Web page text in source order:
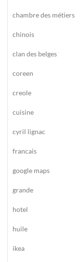
chambre des métiers
chinois
clan des belges
coreen
creole
cuisine
cyril lignac
francais
google maps
grande
hotel
huile
ikea